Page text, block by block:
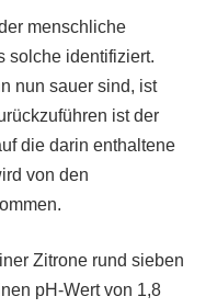
menschliche
solche identifiziert.
nun sauer sind, ist
ist der
die darin enthaltene
von den
Zitrone rund sieben
pH-Wert von 1,8